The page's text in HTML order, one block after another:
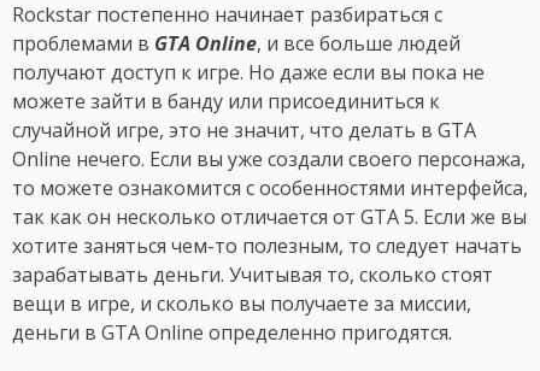
Rockstar постепенно начинает разбираться с
проблемами в GTA Online, и все больше людей
получают доступ к игре. Но даже если вы пока не
можете зайти в банду или присоединиться к
случайной игре, это не значит, что делать в GTA
Online нечего. Если вы уже создали своего персонажа,
то можете ознакомится с особенностями интерфейса,
так как он несколько отличается от GTA 5. Если же вы
хотите заняться чем-то полезным, то следует начать
зарабатывать деньги. Учитывая то, сколько стоят
вещи в игре, и сколько вы получаете за миссии,
деньги в GTA Online определенно пригодятся.